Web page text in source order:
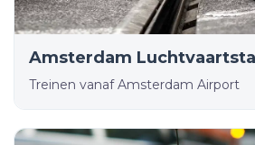
Amsterdam
Treinen vanaf Amsterdam Airport